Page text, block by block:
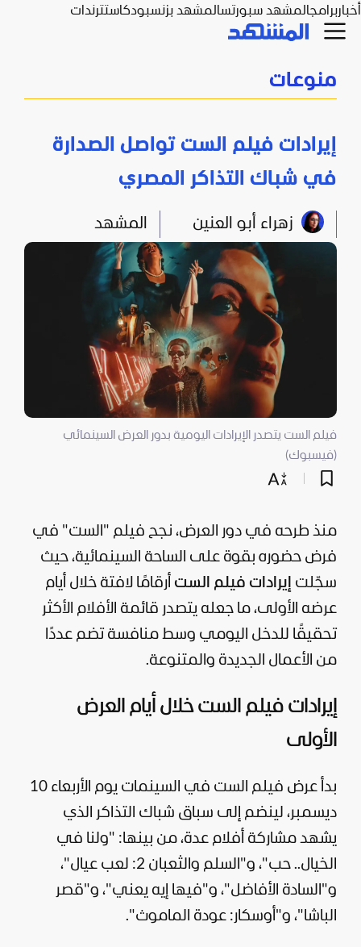
أخباربرامجالمشهد سبورتسالمشهد بزنسبودكاستترندات
منوعات
إيرادات فيلم الست تواصل الصدارة
في شباك التذاكر المصري
زهراء أبو العنين المشهد
فيلم الست يتصدر الإيرادات اليومية بدور العرض السينمائي
(فيسبوك)
منذ طرحه في دور العرض، نجح فيلم "الست" في
فرض حضوره بقوة على الساحة السينمائية، حيث
سجّلت
إيرادات فيلم الست أرقامًا لافتة خلال أيام
عرضه الأولى، ما جعله يتصدر قائمة الأفلام الأكثر
تحقيقًا للدخل اليومي وسط منافسة تضم عددًا
من الأعمال الجديدة والمتنوعة.
إيرادات فيلم الست خلال أيام العرض
الأولى
بدأ عرض فيلم الست في السينمات يوم الأربعاء 10
ديسمبر، لينضم إلى سباق شباك التذاكر الذي
يشهد مشاركة أفلام عدة، من بينها: "ولنا في
الخيال.. حب"، و"السلم والثعبان 2: لعب عيال"،
و"السادة الأفاضل"، و"فيها إيه يعني"، و"قصر
الباشا"، و"أوسكار: عودة الماموث".